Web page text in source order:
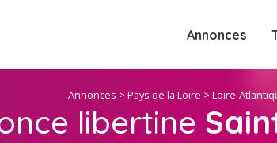
Annonces
Annonces > Pays de la Loire > Loire-
libertine